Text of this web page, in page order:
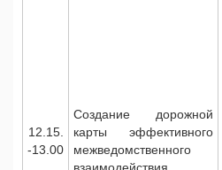
12.15.
-13.00
Создание дорожной
карты эффективного
межведомственного